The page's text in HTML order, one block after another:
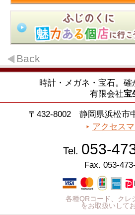
Back
時計・メガネ・宝石。
有限会社宝
〒432-8002 静岡県浜松市
アクセス
Tel. 053-
Fax. 053-
各種QRコード、クレ
をお取扱いして